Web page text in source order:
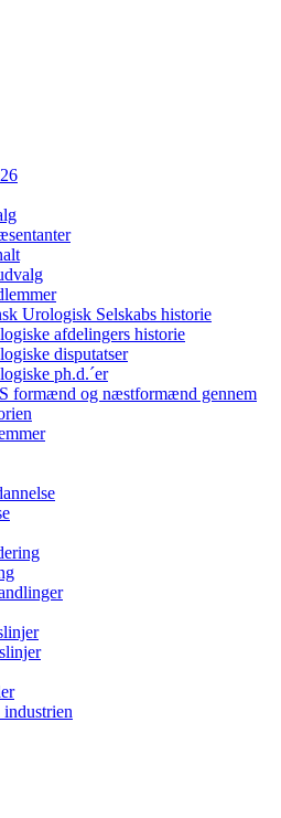
Urologisk Selskabs historie
afdelingers historie
disputatser
ph.d.´er
formænd og næstformænd gennem
industrien